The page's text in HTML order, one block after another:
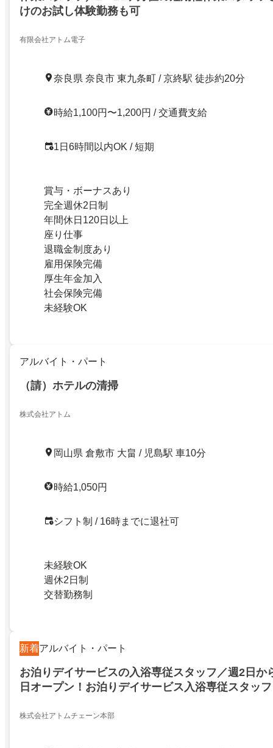
けのお試し体験勤務も可
有限会社アトム電子
奈良県 奈良市 東九条町 / 京終駅 徒歩約20分
時給1,100円〜1,200円 / 交通費支給
1日6時間以内OK / 短期
賞与・ボーナスあり
完全週休2日制
年間休日120日以上
座り仕事
退職金制度あり
雇用保険完備
厚生年金加入
社会保険完備
未経験OK
アルバイト・パート
（請）ホテルの清掃
株式会社アトム
岡山県 倉敷市 大畠 / 児島駅 車10分
時給1,050円
シフト制 / 16時までに退社可
未経験OK
週休2日制
交替勤務制
新着アルバイト・パート
お泊りデイサービスの入浴専従スタッフ／週2日か
日オープン！お泊りデイサービス入浴専従スタッ
株式会社アトムチェーン本部